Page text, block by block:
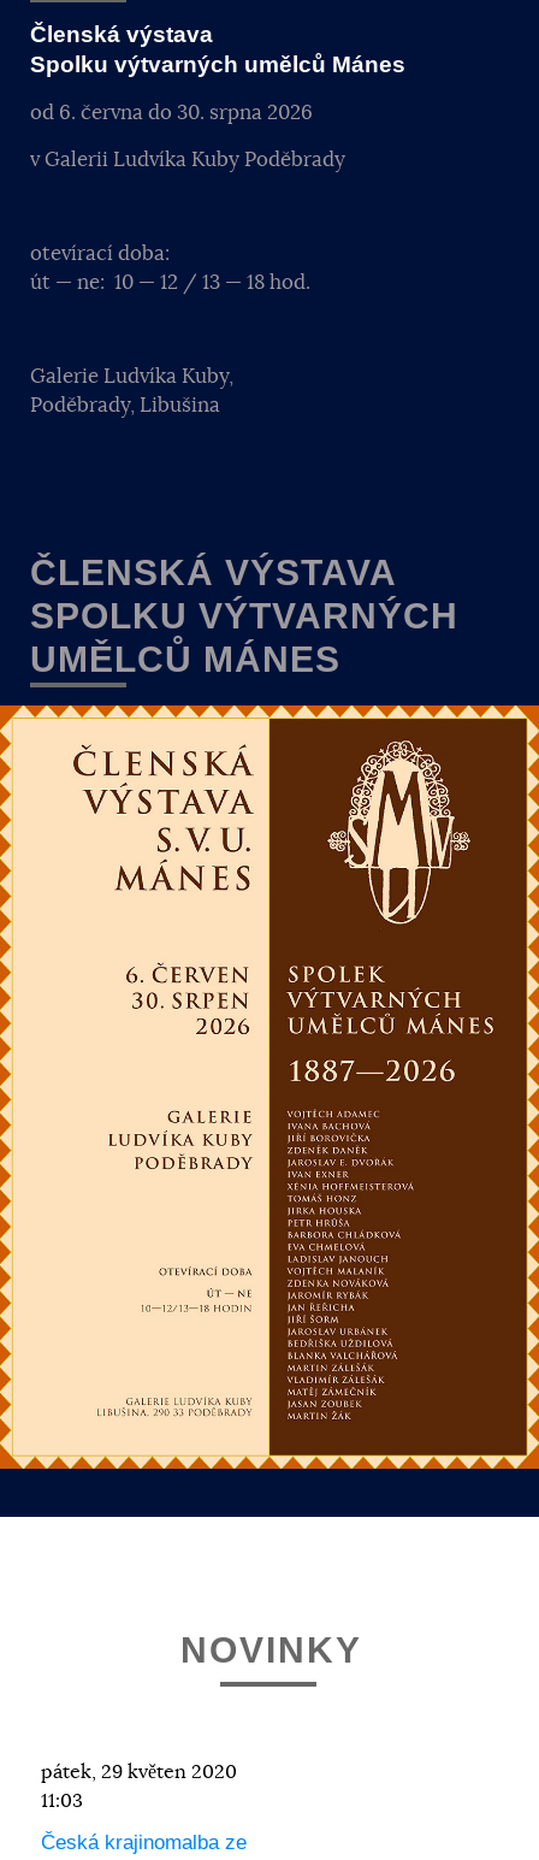
Členská výstava
Spolku výtvarných umělců Mánes
od 6. června do 30. srpna 2026
v Galerii Ludvíka Kuby Poděbrady
otevírací doba:
út — ne: 10 — 12 / 13 — 18 hod.
Galerie Ludvíka Kuby,
Poděbrady, Libušina
ČLENSKÁ VÝSTAVA
SPOLKU VÝTVARNÝCH
UMĚLCŮ MÁNES
NOVINKY
pátek, 29 květen 2020
11:03
Česká krajinomalba ze